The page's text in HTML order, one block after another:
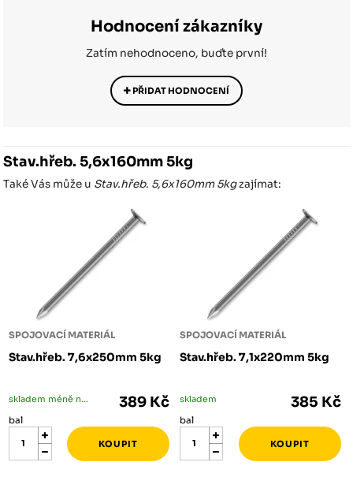
Hodnocení zákazníky
Zatím nehodnoceno, buďte první!
PŘIDAT HODNOCENÍ
Stav.hřeb. 5,6x160mm 5kg
Také Vás může u Stav.hřeb. 5,6x160mm 5kgzajímat:
SPOJOVACÍ MATERIÁL
Stav.hřeb. 7,6x250mm 5kg
skladem méně než 5 bal 389 Kč
bal
SPOJOVACÍ MATERIÁL
Stav.hřeb. 7,1x220mm 5kg
skladem 385 Kč
bal